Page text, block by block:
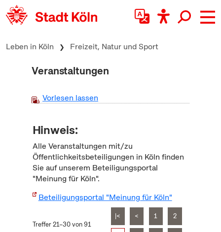
zum Inhalt springen
Leben in Köln Freizeit, Natur und Sport
Veranstaltungen
Vorlesen lassen
Hinweis:
Alle Veranstaltungen mit/zu
Öffentlichkeitsbeteiligungen in Köln finden
Sie auf unserem Beteiligungsportal
"Meinung für Köln".
Beteiligungsportal "Meinung für Köln"
Treffer 21–30 von 91
|< < 1 2